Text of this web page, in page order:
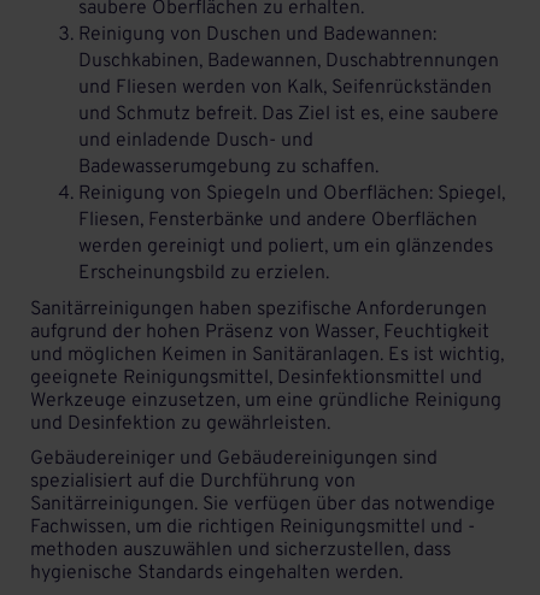
saubere Oberflächen zu erhalten.
Reinigung von Duschen und Badewannen:
Duschkabinen, Badewannen, Duschabtrennungen
und Fliesen werden von Kalk, Seifenrückständen
und Schmutz befreit. Das Ziel ist es, eine saubere
und einladende Dusch- und
Badewasserumgebung zu schaffen.
Reinigung von Spiegeln und Oberflächen: Spiegel,
Fliesen, Fensterbänke und andere Oberflächen
werden gereinigt und poliert, um ein glänzendes
Erscheinungsbild zu erzielen.
Sanitärreinigungen haben spezifische Anforderungen
aufgrund der hohen Präsenz von Wasser, Feuchtigkeit
und möglichen Keimen in Sanitäranlagen. Es ist wichtig,
geeignete Reinigungsmittel, Desinfektionsmittel und
Werkzeuge einzusetzen, um eine gründliche Reinigung
und Desinfektion zu gewährleisten.
Gebäudereiniger und Gebäudereinigungen sind
spezialisiert auf die Durchführung von
Sanitärreinigungen. Sie verfügen über das notwendige
Fachwissen, um die richtigen Reinigungsmittel und -
methoden auszuwählen und sicherzustellen, dass
hygienische Standards eingehalten werden.